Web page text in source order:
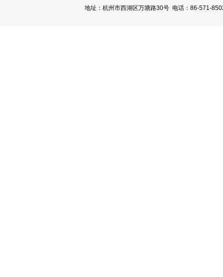
地址：杭州市西湖区万塘路30号 电话：86-571-